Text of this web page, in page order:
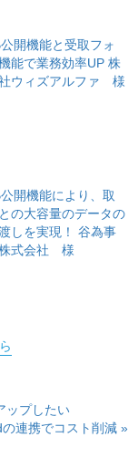
開機能と受取フォ
能で業務効率UP株
ウィズアルファ 様
開機能により、取
の大容量のデータの
しを実現！谷為事
式会社 様
ップしたい
連携でコスト削減 »